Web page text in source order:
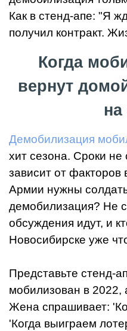
Как в стенд-апе: "Я
получил контракт.
Когда
вернут
на
Демобилизация
хит сезона. Сроки
зависит от
Армии нужны
демобилизация? Не
обсуждения идут, и
Новосибирске уже
Представьте стенд-
мобилизован в 2022,
Жена спрашивает:
'Когда выиграем